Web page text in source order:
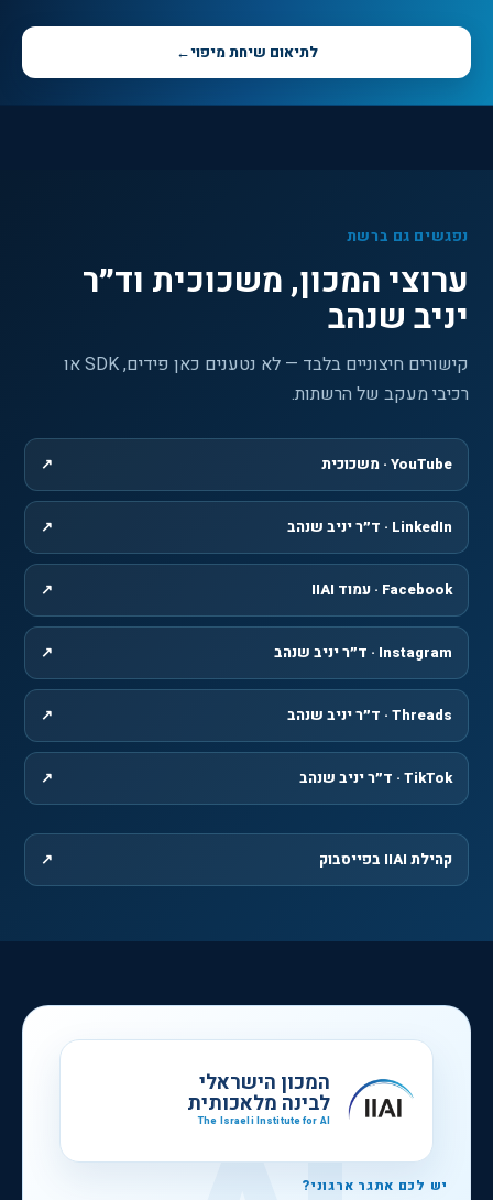
לתיאום שיחת מיפוי←
נפגשים גם ברשת
ערוצי המכון, משכוכית וד״ר
יניב שנהב
קישורים חיצוניים בלבד — לא נטענים כאן פידים, SDK או
רכיבי מעקב של הרשתות.
YouTube · משכוכית ↗ , נפתח בחלון חדש
LinkedIn · ד״ר יניב שנהב ↗ , נפתח בחלון חדש
Facebook · עמוד IIAI ↗ , נפתח בחלון חדש
Instagram · ד״ר יניב שנהב ↗ , נפתח בחלון חדש
Threads · ד״ר יניב שנהב ↗ , נפתח בחלון חדש
TikTok · ד״ר יניב שנהב ↗ , נפתח בחלון חדש
קהילת IIAI בפייסבוק ↗ , נפתח בחלון חדש
המכון הישראלי
לבינה מלאכותית
The Israeli Institute for AI
יש לכם אתגר ארגוני?